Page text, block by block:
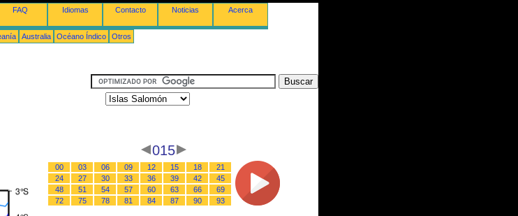
FAQ Idiomas Contacto Noticias Acerca
Australia Océano Índico Otros
015
00 03 06 09 12 15 18
21
24
27 30 33 36 39 42
45
48
51 54 57 60 63 66
69
72
75 78 81 84 87 90 93